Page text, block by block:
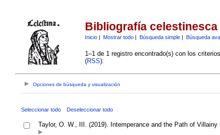
Bibliografía celestinesca
Inicio| Mostrar todo| Búsqueda simple| Búsqueda
1–1 de 1 registro encontrado(s) con los
(RSS):
Opciones de búsqueda y visualización
Seleccionar todo Deseleccionar todo
Taylor, O. W., III. (2019). Intemperance and the Path of